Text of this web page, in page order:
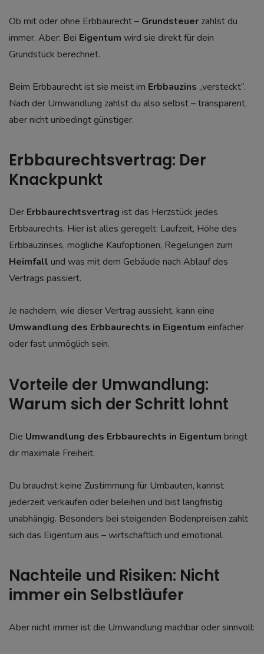
Ob mit oder ohne Erbbaurecht – Grundsteuer zahlst du
immer. Aber: Bei Eigentum wird sie direkt für dein
Grundstück berechnet.
Beim Erbbaurecht ist sie meist im Erbbauzins „versteckt“.
Nach der Umwandlung zahlst du also selbst – transparent,
aber nicht unbedingt günstiger.
Erbbaurechtsvertrag: Der
Knackpunkt
Der Erbbaurechtsvertrag ist das Herzstück jedes
Erbbaurechts. Hier ist alles geregelt: Laufzeit, Höhe des
Erbbauzinses, mögliche Kaufoptionen, Regelungen zum
Heimfall und was mit dem Gebäude nach Ablauf des
Vertrags passiert.
Je nachdem, wie dieser Vertrag aussieht, kann eine
Umwandlung des Erbbaurechts in Eigentum einfacher
oder fast unmöglich sein.
Vorteile der Umwandlung:
Warum sich der Schritt lohnt
Die Umwandlung des Erbbaurechts in Eigentum bringt
dir maximale Freiheit.
Du brauchst keine Zustimmung für Umbauten, kannst
jederzeit verkaufen oder beleihen und bist langfristig
unabhängig. Besonders bei steigenden Bodenpreisen zahlt
sich das Eigentum aus – wirtschaftlich und emotional.
Nachteile und Risiken: Nicht
immer ein Selbstläufer
Aber nicht immer ist die Umwandlung machbar oder sinnvoll: